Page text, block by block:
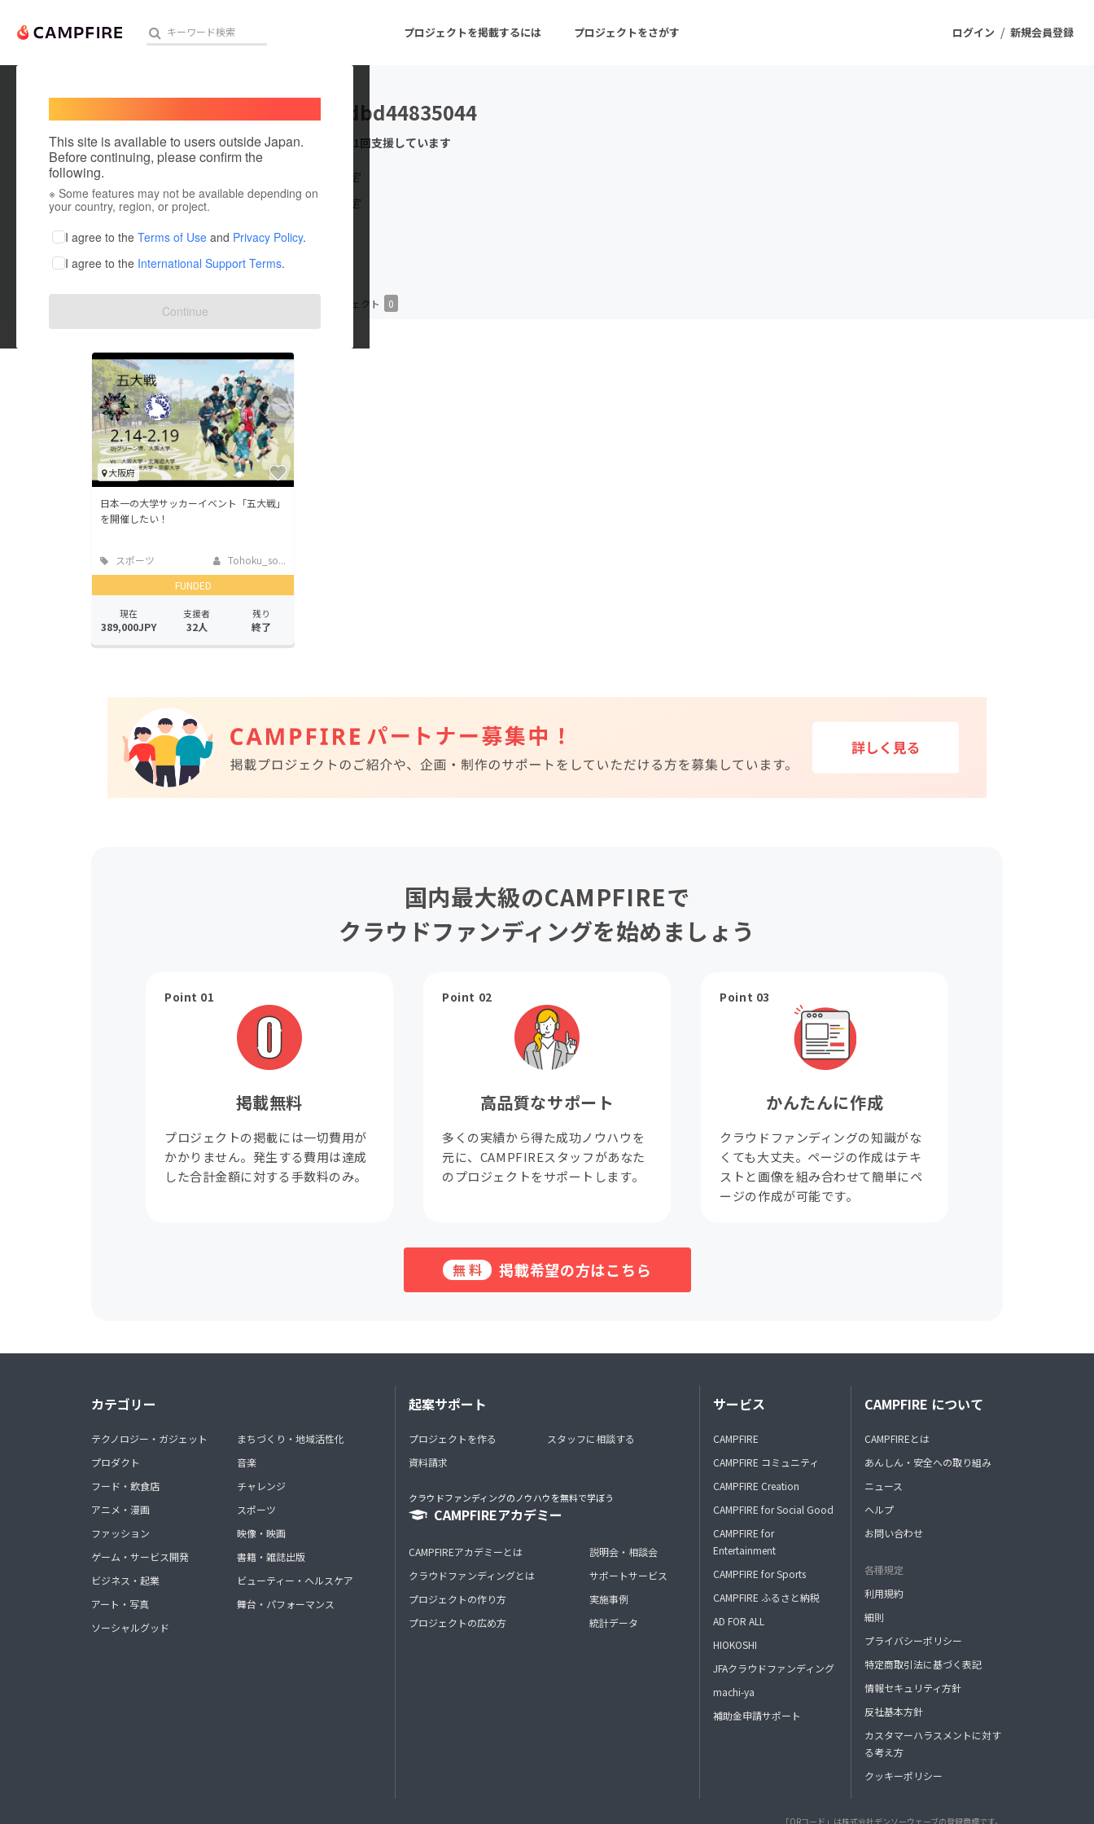
ログイン / 新規会員登録
プロジェクトを掲載するには プロジェクトをさがす
人気のプロジェクト 注目のリターン 注目の新着プロジェクト
アート・写真
テクノロジー・ガジェット
映像・映画
ビジネス・起業
チャレンジ
まちづくり・地域活性化
This site is available to users outside Japan.
Before continuing, please confirm the
following.
※ Some features may not be available depending on
your country, region, or project.
I agree to the Terms of Use and Privacy Policy.
I agree to the International Support Terms.
Continue
user_6dbd44835044
これまでに1回支援しています
在住国：未設定
出身国：未設定
プロジェクト 0
大阪府
日本一の大学サッカーイベント「五大戦」
を開催したい！
スポーツ
Tohoku_so...
FUNDED
現在
389,000JPY
支援者
32人
残り
終了
国内最大級のCAMPFIREで
クラウドファンディングを始めましょう
Point 01
掲載無料
プロジェクトの掲載には一切費用が
かかりません。発生する費用は達成
した合計金額に対する手数料のみ。
Point 02
高品質なサポート
多くの実績から得た成功ノウハウを
元に、CAMPFIREスタッフがあなた
のプロジェクトをサポートします。
Point 03
かんたんに作成
クラウドファンディングの知識がな
くても大丈夫。ページの作成はテキ
ストと画像を組み合わせて簡単にペ
ージの作成が可能です。
無料 掲載希望の方はこちら
カテゴリー
テクノロジー・ガジェット
プロダクト
フード・飲食店
アニメ・漫画
ファッション
ゲーム・サービス開発
ビジネス・起業
アート・写真
ソーシャルグッド
まちづくり・地域活性化
音楽
チャレンジ
スポーツ
映像・映画
書籍・雑誌出版
ビューティー・ヘルスケア
舞台・パフォーマンス
起案サポート
プロジェクトを作る
資料請求
スタッフに相談する
クラウドファンディングのノウハウを無料で学ぼう
CAMPFIREアカデミー
CAMPFIREアカデミーとは
クラウドファンディングとは
プロジェクトの作り方
プロジェクトの広め方
説明会・相談会
サポートサービス
実施事例
統計データ
サービス
CAMPFIRE
CAMPFIRE コミュニティ
CAMPFIRE Creation
CAMPFIRE for Social Good
CAMPFIRE for
Entertainment
CAMPFIRE for Sports
CAMPFIRE ふるさと納税
AD FOR ALL
HIOKOSHI
JFAクラウドファンディング
machi-ya
補助金申請サポート
CAMPFIRE について
CAMPFIREとは
あんしん・安全への取り組み
ニュース
ヘルプ
お問い合わせ
各種規定
利用規約
細則
プライバシーポリシー
特定商取引法に基づく表記
情報セキュリティ方針
反社基本方針
カスタマーハラスメントに対す
る考え方
クッキーポリシー
「QRコード」は株式会社デンソーウェーブの登録商標です。